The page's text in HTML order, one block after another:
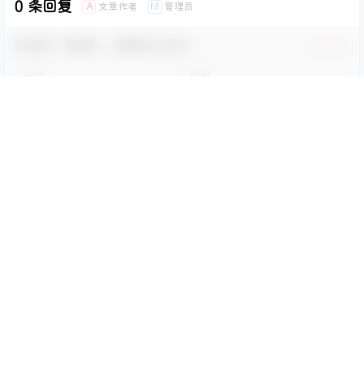
0 条回复 A 文章作者 M 管理员